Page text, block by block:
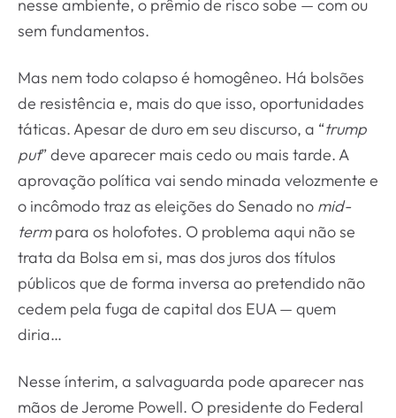
nesse ambiente, o prêmio de risco sobe — com ou
sem fundamentos.
Mas nem todo colapso é homogêneo. Há bolsões
de resistência e, mais do que isso, oportunidades
táticas. Apesar de duro em seu discurso, a “trump
put” deve aparecer mais cedo ou mais tarde. A
aprovação política vai sendo minada velozmente e
o incômodo traz as eleições do Senado no mid-
termpara os holofotes. O problema aqui não se
trata da Bolsa em si, mas dos juros dos títulos
públicos que de forma inversa ao pretendido não
cedem pela fuga de capital dos EUA — quem
diria…
Nesse ínterim, a salvaguarda pode aparecer nas
mãos de Jerome Powell. O presidente do Federal